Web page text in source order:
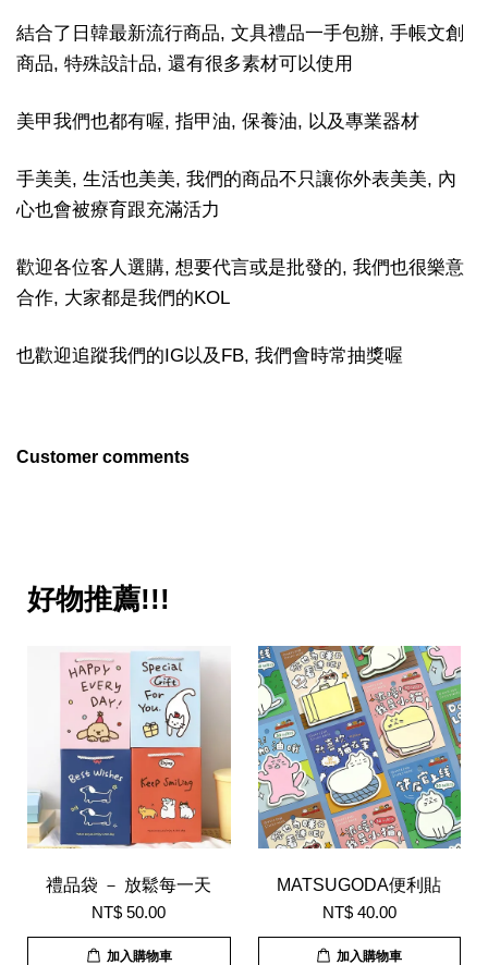
結合了日韓最新流行商品, 文具禮品一手包辦, 手帳文創
商品, 特殊設計品, 還有很多素材可以使用
美甲我們也都有喔, 指甲油, 保養油, 以及專業器材
手美美, 生活也美美, 我們的商品不只讓你外表美美, 內
心也會被療育跟充滿活力
歡迎各位客人選購, 想要代言或是批發的, 我們也很樂意
合作, 大家都是我們的KOL
也歡迎追蹤我們的IG以及FB, 我們會時常抽獎喔
Customer comments
好物推薦!!!
禮品袋 － 放鬆每一天
NT$ 50.00
加入購物車
MATSUGODA便利貼
NT$ 40.00
加入購物車